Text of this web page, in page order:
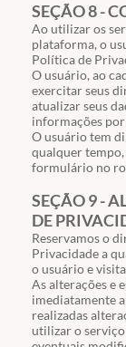
SEÇÃO 8 -
Ao utilizar os
plataforma, o
Política de
O usuário, ao
exercitar seus
atualizar seus
informações
O usuário tem
qualquer
formulário no
SEÇÃO 9 -
DE
Reservamos o
Privacidade a
o usuário e
As alterações e
imediatamente
realizadas
utilizar o